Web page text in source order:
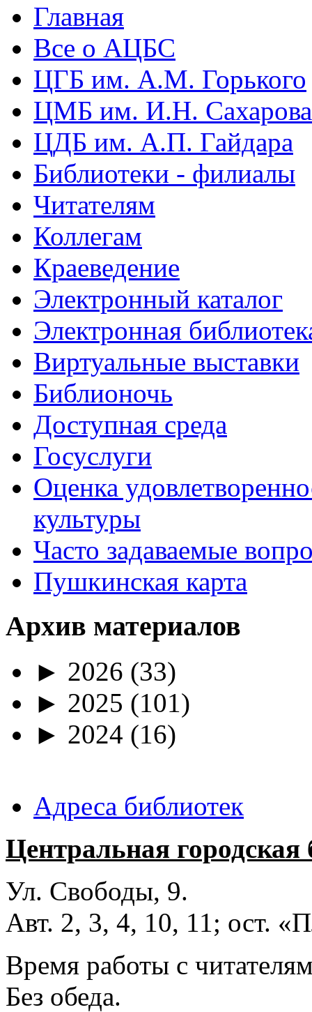
Главная
Все о АЦБС
ЦГБ им. А.М. Горького
ЦМБ им. И.Н. Сахарова
ЦДБ им. А.П. Гайдара
Библиотеки - филиалы
Читателям
Коллегам
Краеведение
Электронный каталог
Электронная
Виртуальные выставки
Библионочь
Доступная среда
Госуслуги
Оценка
культуры
Часто задаваемые
Пушкинская карта
Архив материалов
► 2026 (33)
► 2025 (101)
► 2024 (16)
Адреса библиотек
Центральная
Ул. Свободы, 9.
Авт. 2, 3, 4, 10, 11; ост.
Время работы с
Без обеда.